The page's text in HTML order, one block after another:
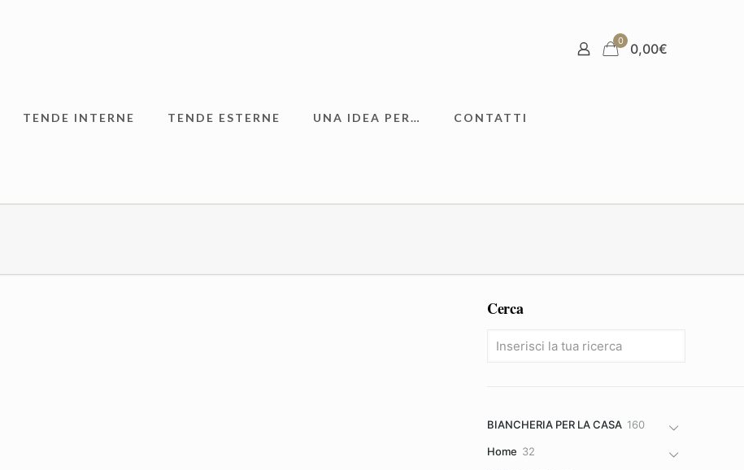
0 0,00€
TENDE INTERNE TENDE ESTERNE UNA IDEA PER… CONTATTI
Cerca
BIANCHERIA PER LA CASA 160160
Home 3232